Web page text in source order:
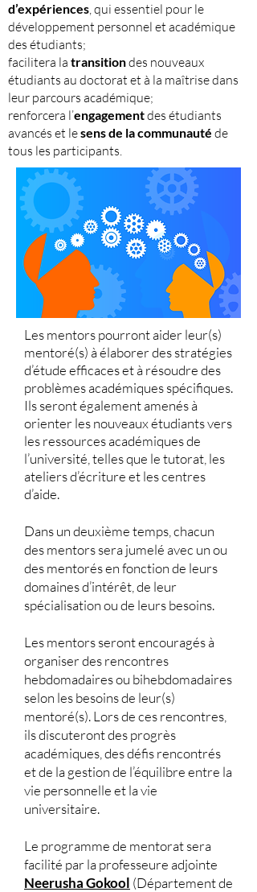
d’expériences, qui essentiel pour le
développement personnel et académique
des étudiants;
facilitera la transitiondes nouveaux
étudiants au doctorat et à la maîtrise dans
leur parcours académique;
renforcera l’engagementdes étudiants
avancés et lesens de la communauté de
tous les participants.
Les mentors pourront aider leur(s)
mentoré(s) à élaborer des stratégies
d’étude efficaces et à résoudre des
problèmes académiques spécifiques.
Ils seront également amenés à
orienter les nouveaux étudiants vers
les ressources académiques de
l’université, telles que le tutorat, les
ateliers d’écriture et les centres
d’aide.
Dans un deuxième temps, chacun
des mentors sera jumelé avec un ou
des mentorés en fonction de leurs
domaines d’intérêt, de leur
spécialisation ou de leurs besoins.
Les mentors seront encouragés à
organiser des rencontres
hebdomadaires ou bihebdomadaires
selon les besoins de leur(s)
mentoré(s). Lors de ces rencontres,
ils discuteront des progrès
académiques, des défis rencontrés
et de la gestion de l’équilibre entre la
vie personnelle et la vie
universitaire.
Le programme de mentorat sera
facilité parla professeure adjointe
Neerusha Gokool (Département de